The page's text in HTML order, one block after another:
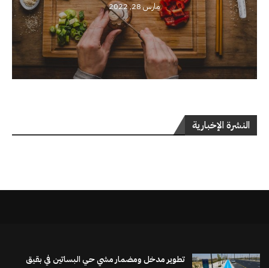
مارس 28, 2022
النشرة الإخبارية
تطوير مدخل ومضمار مشي حي البساتين في بقيق